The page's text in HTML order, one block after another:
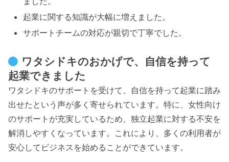
起業に関する知識が大幅に増えました。
サポートチームの対応が親切で丁寧でした。
ワタシドキのおかげで、自信を持って
起業できました
ワタシドキのサポートを受けて、自信を持って起業に踏み
出せたという声が多く寄せられています。特に、女性向け
のサポートが充実しているため、独立起業に対する不安を
解消しやすくなっています。これにより、多くの利用者が
安心してビジネスを始めることができています。